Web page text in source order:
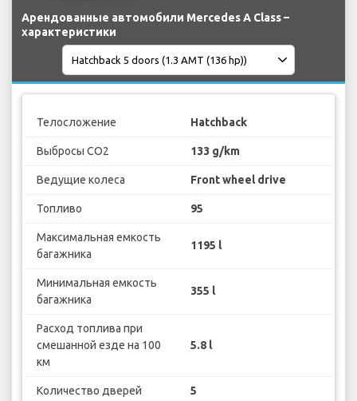
Арендованные автомобили Mercedes A Class –
характеристики
Телосложение Hatchback
Выбросы CO2 133 g/km
Ведущие колеса Front wheel drive
Топливо 95
Максимальная емкость
багажника
1195 l
Минимальная емкость
багажника
355 l
Расход топлива при
смешанной езде на 100
км
5.8 l
Количество дверей 5